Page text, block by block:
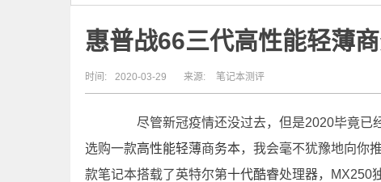
惠普战66三代高性能轻薄
时间: 2020-03-29 来源: 笔记本测评
尽管新冠疫情还没过去，但是2020毕竟已
选购一款高性能轻薄商务本，我会毫不犹豫地向你
款笔记本搭载了英特尔第十代酷睿处理器，MX250